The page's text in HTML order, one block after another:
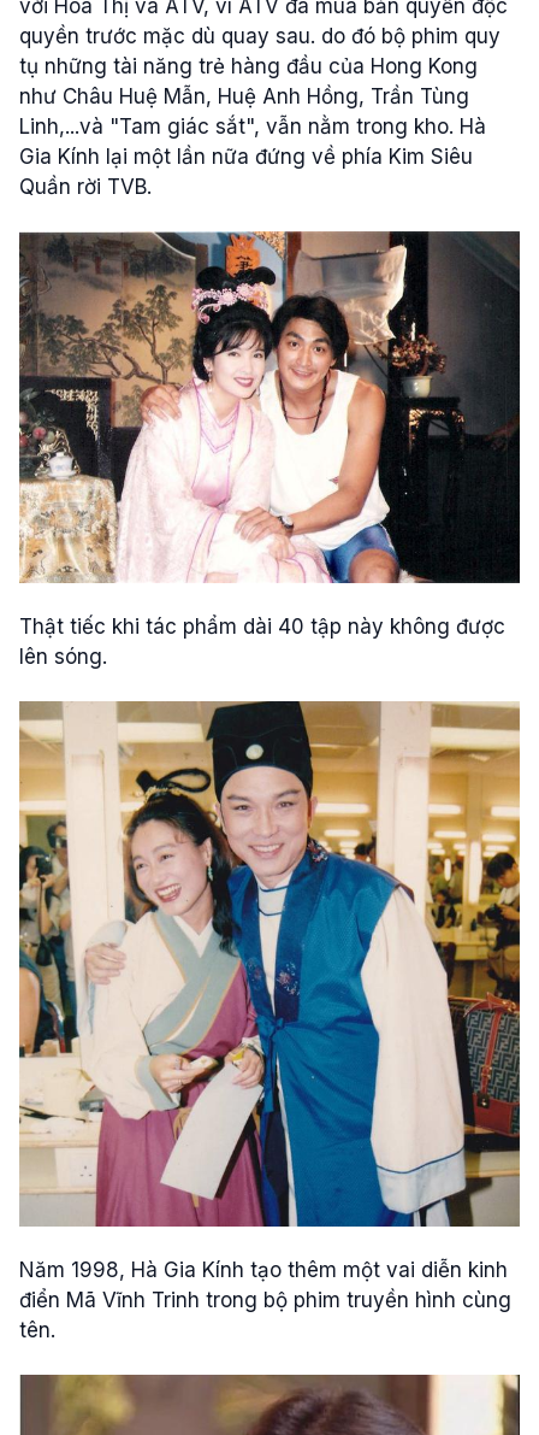
với Hoa Thị và ATV, vì ATV đã mua bản quyền độc
quyền trước mặc dù quay sau. do đó bộ phim quy
tụ những tài năng trẻ hàng đầu của Hong Kong
như Châu Huệ Mẫn, Huệ Anh Hồng, Trần Tùng
Linh,...và "Tam giác sắt", vẫn nằm trong kho. Hà
Gia Kính lại một lần nữa đứng về phía Kim Siêu
Quần rời TVB.
Thật tiếc khi tác phẩm dài 40 tập này không được
lên sóng.
Năm 1998, Hà Gia Kính tạo thêm một vai diễn kinh
điển Mã Vĩnh Trinh trong bộ phim truyền hình cùng
tên.